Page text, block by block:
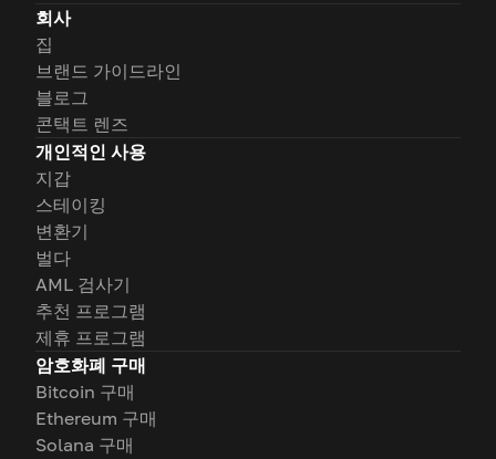
회사
집
브랜드 가이드라인
블로그
콘택트 렌즈
개인적인 사용
지갑
스테이킹
변환기
벌다
AML 검사기
추천 프로그램
제휴 프로그램
암호화폐 구매
Bitcoin 구매
Ethereum 구매
Solana 구매